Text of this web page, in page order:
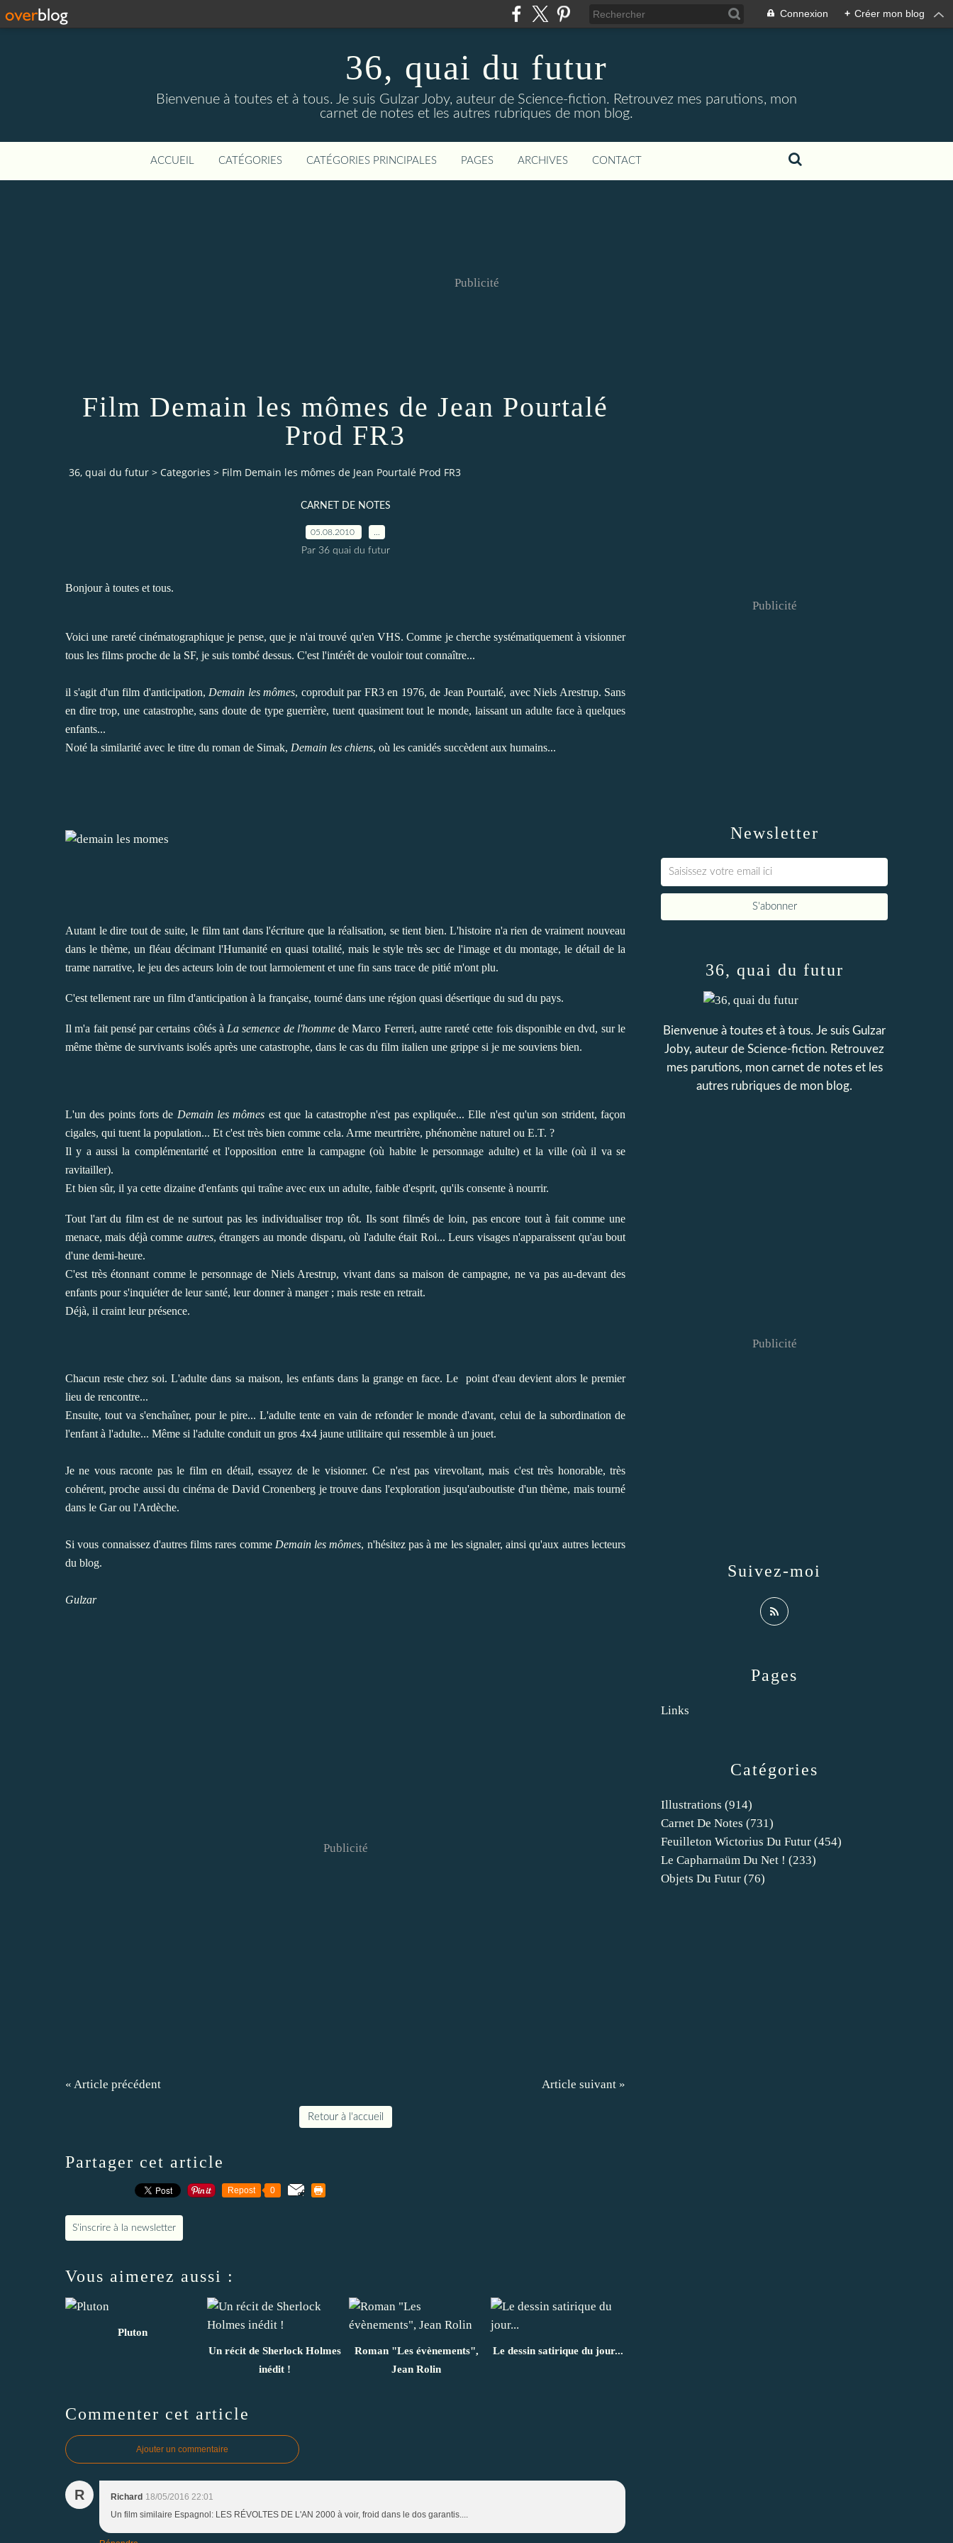
Connexion + Créer mon blog
36, quai du futur
Bienvenue à toutes et à tous. Je suis Gulzar Joby, auteur de Science-fiction. Retrouvez mes parutions, mon
carnet de notes et les autres rubriques de mon blog.
ACCUEIL CATÉGORIES CATÉGORIES PRINCIPALES PAGES ARCHIVES CONTACT
Publicité
Film Demain les mômes de Jean Pourtalé
Prod FR3
36, quai du futur > Categories > Film Demain les mômes de Jean Pourtalé Prod FR3
CARNET DE NOTES
05.08.2010
Par 36 quai du futur
Bonjour à toutes et tous.
Voici une rareté cinématographique je pense, que je n'ai trouvé qu'en VHS. Comme je cherche systématiquement à visionner
tous les films proche de la SF, je suis tombé dessus. C'est l'intérêt de vouloir tout connaître...
il s'agit d'un film d'anticipation, Demain les mômes, coproduit par FR3 en 1976, de Jean Pourtalé, avec Niels Arestrup. Sans
en dire trop, une catastrophe, sans doute de type guerrière, tuent quasiment tout le monde, laissant un adulte face à quelques
enfants...
Noté la similarité avec le titre du roman de Simak, Demain les chiens, où les canidés succèdent aux humains...
Autant le dire tout de suite, le film tant dans l'écriture que la réalisation, se tient bien. L'histoire n'a rien de vraiment nouveau
dans le thème, un fléau décimant l'Humanité en quasi totalité, mais le style très sec de l'image et du montage, le détail de la
trame narrative, le jeu des acteurs loin de tout larmoiement et une fin sans trace de pitié m'ont plu.
C'est tellement rare un film d'anticipation à la française, tourné dans une région quasi désertique du sud du pays.
Il m'a fait pensé par certains côtés à La semence de l'hommede Marco Ferreri, autre rareté cette fois disponible en dvd, sur le
même thème de survivants isolés après une catastrophe, dans le cas du film italien une grippe si je me souviens bien.
L'un des points forts de Demain les mômes est que la catastrophe n'est pas expliquée... Elle n'est qu'un son strident, façon
cigales, qui tuent la population... Et c'est très bien comme cela. Arme meurtrière, phénomène naturel ou E.T. ?
Il y a aussi la complémentarité et l'opposition entre la campagne (où habite le personnage adulte) et la ville (où il va se
ravitailler).
Et bien sûr, il ya cette dizaine d'enfants qui traîne avec eux un adulte, faible d'esprit, qu'ils consente à nourrir.
Tout l'art du film est de ne surtout pas les individualiser trop tôt. Ils sont filmés de loin, pas encore tout à fait comme une
menace, mais déjà comme autres, étrangers au monde disparu, où l'adulte était Roi... Leurs visages n'apparaissent qu'au bout
d'une demi-heure.
C'est très étonnant comme le personnage de Niels Arestrup, vivant dans sa maison de campagne, ne va pas au-devant des
enfants pour s'inquiéter de leur santé, leur donner à manger ; mais reste en retrait.
Déjà, il craint leur présence.
Chacun reste chez soi. L'adulte dans sa maison, les enfants dans la grange en face. Le point d'eau devient alors le premier
lieu de rencontre...
Ensuite, tout va s'enchaîner, pour le pire... L'adulte tente en vain de refonder le monde d'avant, celui de la subordination de
l'enfant à l'adulte... Même si l'adulte conduit un gros 4x4 jaune utilitaire qui ressemble à un jouet.
Je ne vous raconte pas le film en détail, essayez de le visionner. Ce n'est pas virevoltant, mais c'est très honorable, très
cohérent, proche aussi du cinéma de David Cronenberg je trouve dans l'exploration jusqu'auboutiste d'un thème, mais tourné
dans le Gar ou l'Ardèche.
Si vous connaissez d'autres films rares comme Demain les mômes, n'hésitez pas à me les signaler, ainsi qu'aux autres lecteurs
du blog.
Gulzar
Publicité
« Article précédent Article suivant »
Retour à l'accueil
Partager cet article
Repost 0
S'inscrire à la newsletter
Vous aimerez aussi :
Pluton
Un récit de Sherlock Holmes
inédit !
Roman "Les évènements",
Jean Rolin
Le dessin satirique du jour...
Commenter cet article
Ajouter un commentaire
R Richard 18/05/2016 22:01
Un film similaire Espagnol: LES RÉVOLTES DE L'AN 2000 à voir, froid dans le dos garantis....
Newsletter
Publicité
Catégories
Illustrations (914)
Carnet De Notes (731)
Feuilleton Wictorius Du Futur (454)
Le Capharnaüm Du Net ! (233)
Objets Du Futur (76)
Pages
Links
36, quai du futur
Bienvenue à toutes et à tous. Je suis Gulzar
Joby, auteur de Science-fiction. Retrouvez
mes parutions, mon carnet de notes et les
autres rubriques de mon blog.
Suivez-moi
Publicité